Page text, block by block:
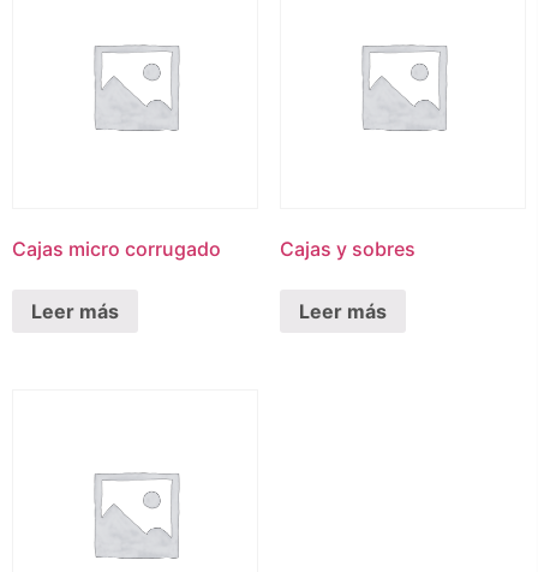
Cajas micro corrugado
Leer más
Cajas y sobres
Leer más